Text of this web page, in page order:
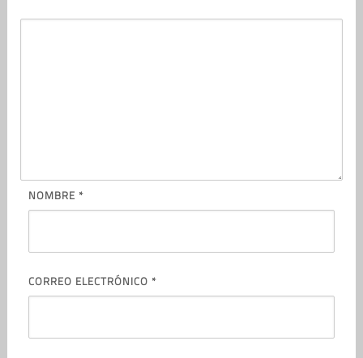
NOMBRE *
CORREO ELECTRÓNICO *